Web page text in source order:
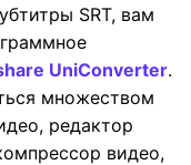
SRT, вам
UniConverter.
множеством
редактор
видео,